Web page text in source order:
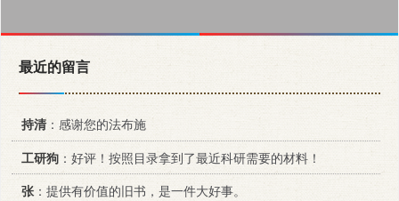
最近的留言
持清 ：感谢您的法布施
工研狗 ：好评！按照目录拿到了最近科研需要的材料！
张：提供有价值的旧书，是一件大好事。